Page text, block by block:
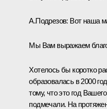
А.Подрезов: Вот наша
Мы Вам выражаем
Хотелось бы коротко
образовалась в 2000
тому, что это год
подмечали. На